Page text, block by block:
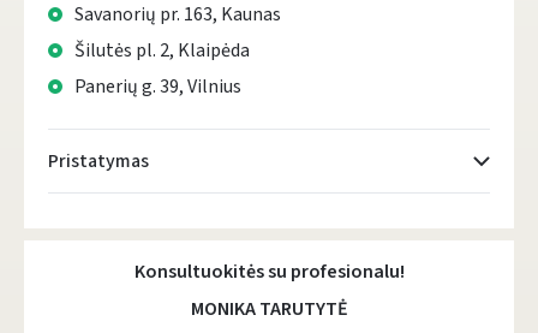
Savanorių pr. 163, Kaunas
Šilutės pl. 2, Klaipėda
Panerių g. 39, Vilnius
Pristatymas
Atsiėmimo taškai- 0.00 €
DPD kurjeris - 5.00 €
Konsultuokitės su profesionalu!
MONIKA TARUTYTĖ